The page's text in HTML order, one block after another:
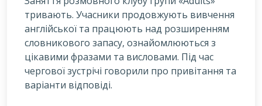
тривають. Учасники продовжують вивчення
англійської та працюють над розширенням
словникового запасу, ознайомлюються з
цікавими фразами та висловами. Під час
чергової зустрічі говорили про привітання та
варіанти відповіді.